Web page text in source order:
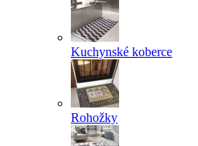
Kuchynské koberce
Rohožky